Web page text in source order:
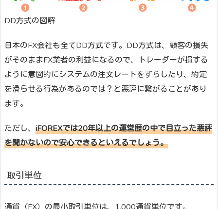
DD方式の図解
日本のFX会社も全てDD方式です。DD方式は、顧客の損失
がそのままFX業者の利益になるので、トレーダーが損する
ように意図的にシステムの注文レートをずらしたり、約定
を滑らせる行為があるのでは？と悪評に繋がることがあり
ます。
ただし、 iFOREXでは20年以上の運営歴の中で目立った悪評
を聞かないので安心できるといえるでしょう。
取引単位